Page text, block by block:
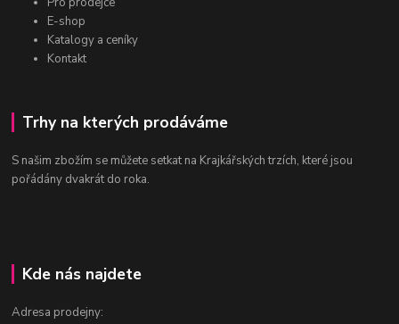
E-shop
Katalogy a ceníky
Kontakt
Trhy na kterých prodáváme
S našim zbožím se můžete setkat na Krajkářských trzích, které jsou
pořádány dvakrát do roka.
Kde nás najdete
Adresa prodejny: